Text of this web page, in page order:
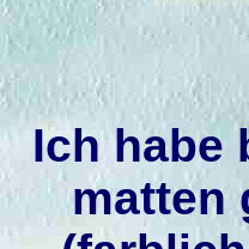
Ich habe
matten